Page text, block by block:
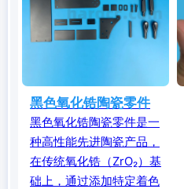
黑色氧化锆陶瓷零件
黑色氧化锆陶瓷零件是一
种高性能先进陶瓷产品，
在传统氧化锆（ZrO₂）基
础上，通过添加特定着色